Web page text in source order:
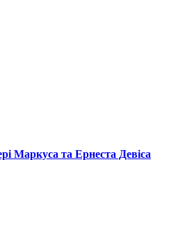
Маркуса та Ернеста Девіса